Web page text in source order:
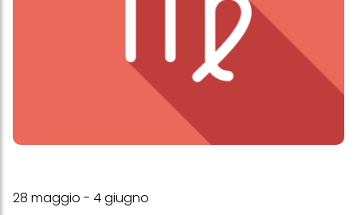
28 maggio - 4 giugno